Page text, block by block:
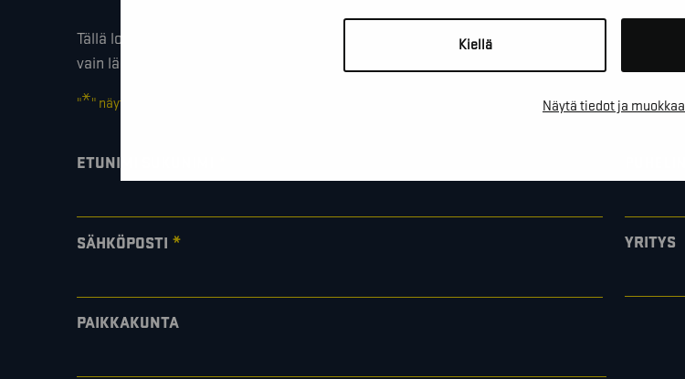
Kiellä
Näytä tiedot ja muokkaa
Tällä lomakkeella voit kysyä lisäinfoa, pyytää ilmaista kartoituskäyntiä tai ihan
vain lähettää lämpimiä terveisiä!
"*" näyttää pakolliset kentät
ETUNIMI SUKUNIMI
SÄHKÖPOSTI * YRITYS
PAIKKAKUNTA